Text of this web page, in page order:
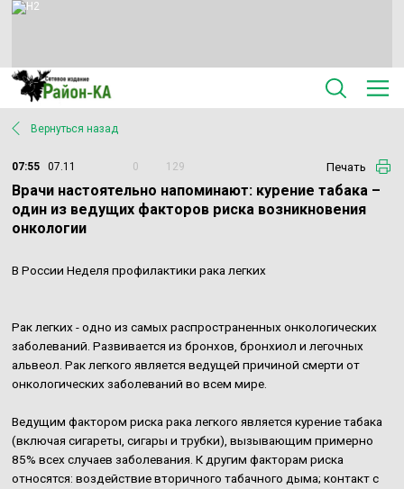
Вернуться назад
07:55 07.11 0 129 Печать
Врачи настоятельно напоминают: курение табака –
один из ведущих факторов риска возникновения
онкологии
В России Неделя профилактики рака легких
Рак легких - одно из самых распространенных онкологических
заболеваний. Развивается из бронхов, бронхиол и легочных
альвеол. Рак легкого является ведущей причиной смерти от
онкологических заболеваний во всем мире.
Ведущим фактором риска рака легкого является курение табака
(включая сигареты, сигары и трубки), вызывающим примерно
85% всех случаев заболевания. К другим факторам риска
относятся: воздействие вторичного табачного дыма; контакт с